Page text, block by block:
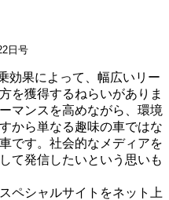
日号
効果によって、幅広いリー
を獲得するねらいがありま
マンスを高めながら、環境
から単なる趣味の車ではな
です。社会的なメディアを
て発信したいという思いも
ペシャルサイトをネット上